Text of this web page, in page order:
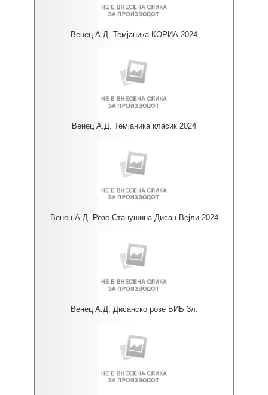
Венец А.Д. Темјаника КОРИА 2024
Венец А.Д. Темјаника класик 2024
Венец А.Д. Розе Станушина Дисан Вејли 2024
Венец А.Д. Дисанско розе БИБ 3л.